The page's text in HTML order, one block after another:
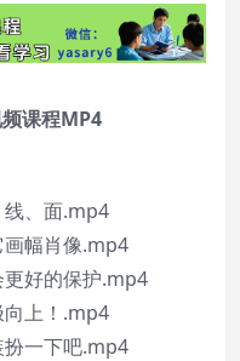
课程MP4
线、面.mp4
幅肖像.mp4
好的保护.mp4
向上！.mp4
一下吧.mp4